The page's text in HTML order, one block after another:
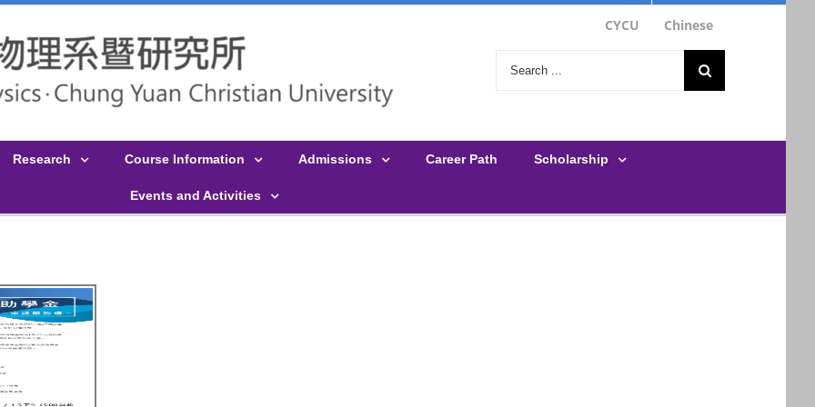
CYCU Chinese
Search
Research Course Information Admissions Career Path Scholarship
Events and Activities